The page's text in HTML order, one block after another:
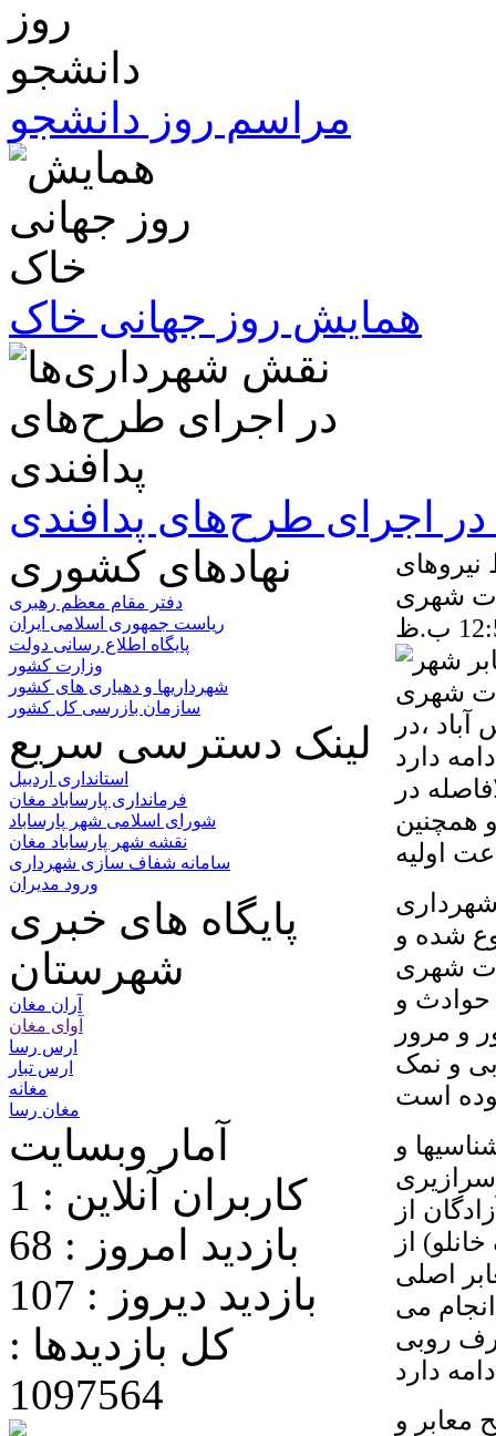
مراسم روز دانشجو
همایش روز جهانی خاک
اجرای طرح‌های پدافندی
شهری
،در
دارد
در
همچنین
شده و
شهری
حوادث و
و مرور
و نمک
است
و
از
) از
اصلی
می
روبی
دارد
معابر و
نهادهای کشوری
دفتر مقام معظم رهبری
ریاست جمهوری اسلامی ایران
پایگاه اطلاع رسانی دولت
وزارت کشور
شهرداریها و دهیاری های کشور
سازمان بازرسی کل کشور
لینک دسترسی سریع
استانداری اردبیل
فرمانداری پارساباد مغان
شورای اسلامی شهر پارساباد
نقشه شهر پارساباد مغان
سامانه شفاف سازی شهرداری
ورود مدیران
پایگاه های خبری
شهرستان
آران مغان
آوای مغان
ارس رسا
ارس تبار
مغانه
مغان رسا
آمار وبسایت
کاربران آنلاین : 1
بازدید امروز : 68
بازدید دیروز : 107
کل بازدیدها :
1097564